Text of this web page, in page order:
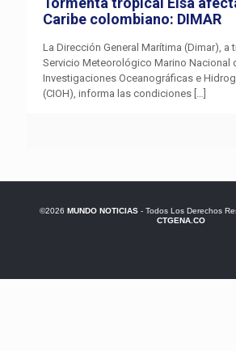
Caribe colombiano: DIMAR
La Dirección General Marítima (Dimar), a
Servicio Meteorológico Marino Nacional
Investigaciones Oceanográficas e
(CIOH), informa las condiciones […]
©2026 MUNDO NOTICIAS- Todos Los Derechos
CTGENA.CO